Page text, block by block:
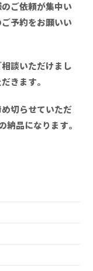
ご依頼が集中い
予約をお願いい
談いただけまし
きます。
切らせていただ
納品になります。